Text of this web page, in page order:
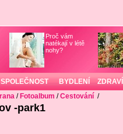
Proč vám
natékají v létě
nohy?
SPOLEČNOST BYDLENÍ ZDRAVÍ
/ Fotoalbum /Cestování /
-park1